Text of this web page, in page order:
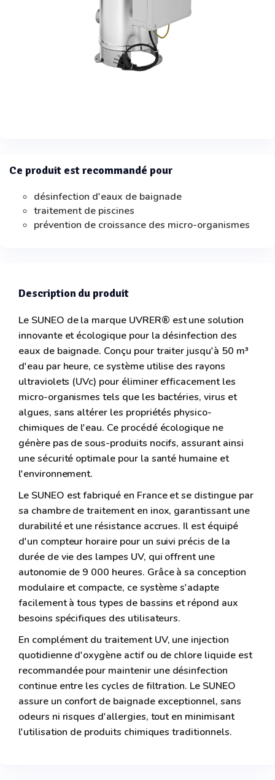
Ce produit est recommandé pour
désinfection d'eaux de baignade
traitement de piscines
prévention de croissance des micro-organismes
Description du produit
Le SUNEO de la marque UVRER® est une solution
innovante et écologique pour la désinfection des
eaux de baignade. Conçu pour traiter jusqu'à 50 m³
d'eau par heure, ce système utilise des rayons
ultraviolets (UVc) pour éliminer efficacement les
micro-organismes tels que les bactéries, virus et
algues, sans altérer les propriétés physico-
chimiques de l'eau. Ce procédé écologique ne
génère pas de sous-produits nocifs, assurant ainsi
une sécurité optimale pour la santé humaine et
l'environnement.
Le SUNEO est fabriqué en France et se distingue par
sa chambre de traitement en inox, garantissant une
durabilité et une résistance accrues. Il est équipé
d'un compteur horaire pour un suivi précis de la
durée de vie des lampes UV, qui offrent une
autonomie de 9 000 heures. Grâce à sa conception
modulaire et compacte, ce système s'adapte
facilement à tous types de bassins et répond aux
besoins spécifiques des utilisateurs.
En complément du traitement UV, une injection
quotidienne d'oxygène actif ou de chlore liquide est
recommandée pour maintenir une désinfection
continue entre les cycles de filtration. Le SUNEO
assure un confort de baignade exceptionnel, sans
odeurs ni risques d'allergies, tout en minimisant
l'utilisation de produits chimiques traditionnels.